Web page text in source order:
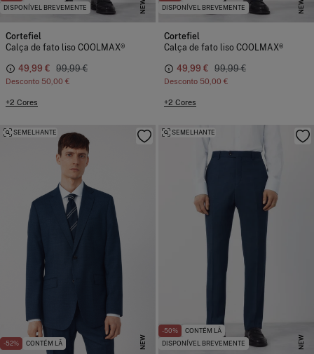
DISPONÍVEL BREVEMENTE NEW
Cortefiel
Calça de fato liso COOLMAX®
49,99 € 99,99 €
Desconto 50,00 €
+2 Cores
DISPONÍVEL BREVEMENTE NEW
Cortefiel
Calça de fato liso COOLMAX®
49,99 € 99,99 €
Desconto 50,00 €
+2 Cores
-52% CONTÉM LÃ NEW
SEMELHANTE
-50%
CONTÉM LÃ
DISPONÍVEL BREVEMENTE
NEW
SEMELHANTE